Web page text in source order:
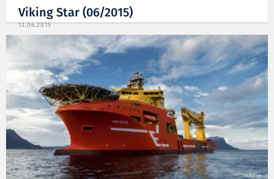
Viking Star (06/2015)
12.06.2015